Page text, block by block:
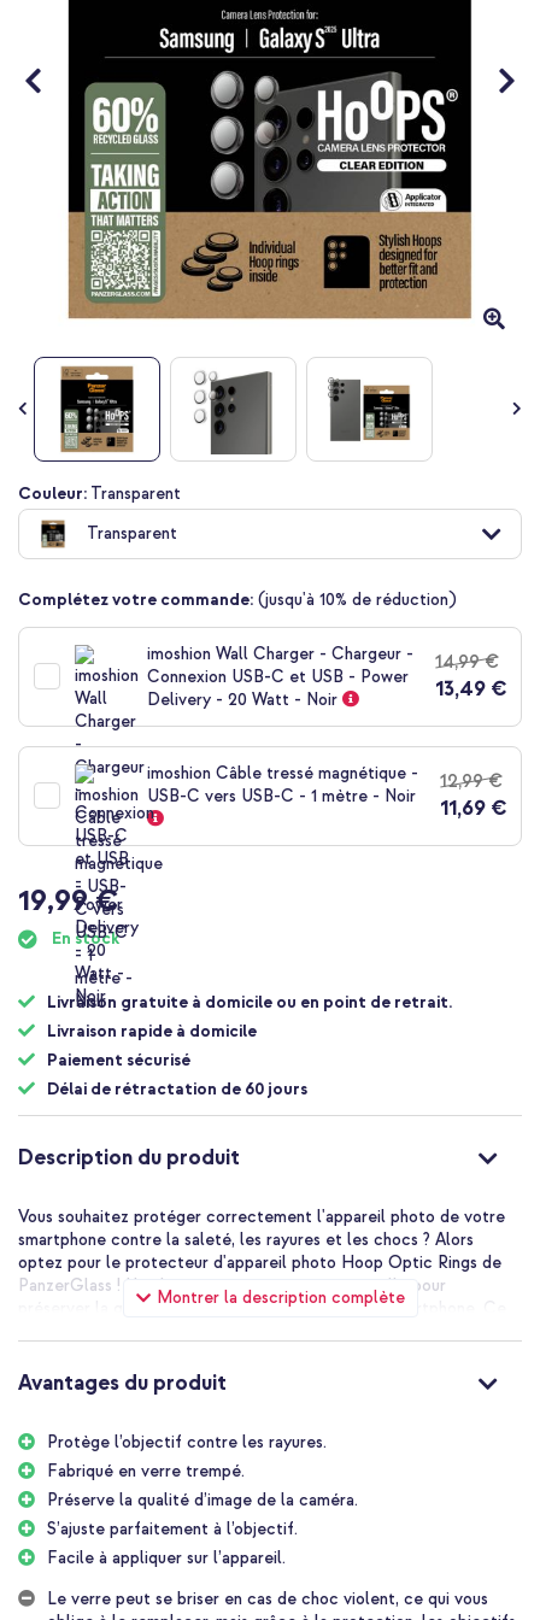
Passer
au
début
de
Galerie
d’images
Couleur: Transparent
Transparent
Complétez votre commande: (jusqu'à 10% de réduction)
imoshion Wall Charger - Chargeur -
Connexion USB-C et USB - Power
Delivery - 20 Watt - Noir
14,99 €
13,49 €
imoshion Câble tressé magnétique -
USB-C vers USB-C - 1 mètre - Noir
12,99 €
11,69 €
19,99 €
En stock
Livraison gratuite à domicile ou en point de retrait.
Livraison rapide à domicile
Paiement sécurisé
Délai de rétractation de 60 jours
Description du produit
Montrer la description complète
Vous souhaitez protéger correctement l'appareil photo de votre
smartphone contre la saleté, les rayures et les chocs ? Alors
optez pour le protecteur d'appareil photo Hoop Optic Rings de
PanzerGlass ! Une bonne protection est essentielle pour
préserver la qualité de l'appareil photo de votre smartphone. Ce
matériau permet de préserver la qualité originale de vos photos.
téléphone
Le protecteur d'objectif d'appareil photo Hoop Optic Rings de
PanzerGlass évite d'endommager l'appareil photo de votre
téléphone. Le protecteur est en verre et possède un cadre en
aluminium, offrant à votre appareil photo une protection optimale
contre les chutes et les chocs.
Bonne qualité
Avantages du produit
Protège l’objectif contre les rayures.
Fabriqué en verre trempé.
Préserve la qualité d’image de la caméra.
S’ajuste parfaitement à l’objectif.
Facile à appliquer sur l’appareil.
Le verre peut se briser en cas de choc violent, ce qui vous